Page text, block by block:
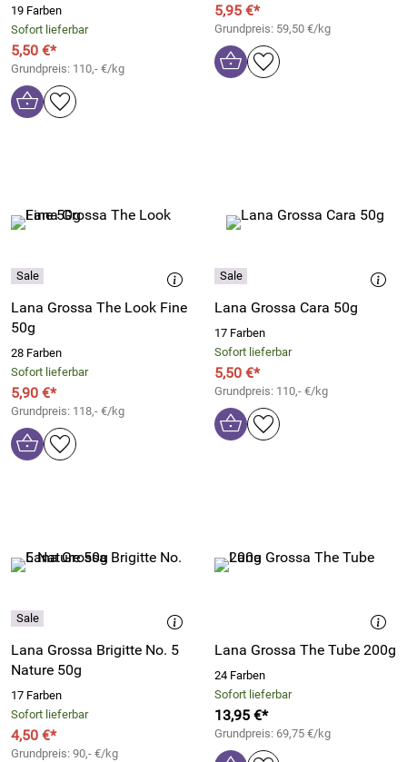
19 Farben
Sofort lieferbar
5,50 €*
Grundpreis: 110,- €/kg
5,95 €*
Grundpreis: 59,50 €/kg
Lana Grossa The Look Fine
50g
28 Farben
Sofort lieferbar
5,90 €*
Grundpreis: 118,- €/kg
Lana Grossa Cara 50g
17 Farben
Sofort lieferbar
5,50 €*
Grundpreis: 110,- €/kg
Lana Grossa Brigitte No. 5
Nature 50g
17 Farben
Sofort lieferbar
4,50 €*
Grundpreis: 90,- €/kg
Lana Grossa The Tube 200g
24 Farben
Sofort lieferbar
13,95 €*
Grundpreis: 69,75 €/kg